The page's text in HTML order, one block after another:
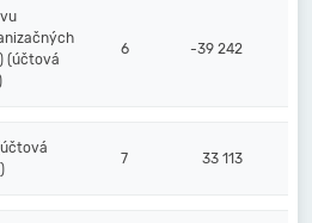
(účtová
6 -39 242
7 33 113